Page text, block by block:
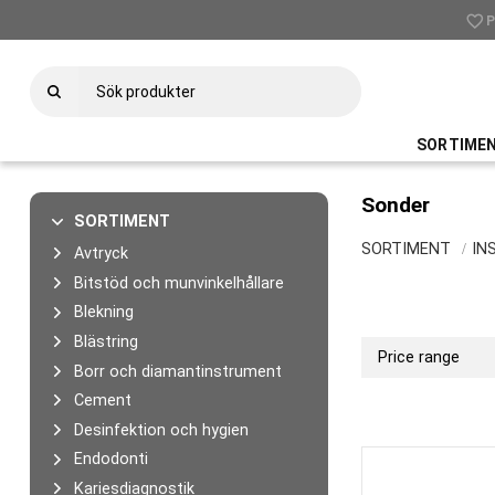
favorite_border
check
Sonder
SORTIMENT
Price range
SORTIMENT
Avtryck
Bitstöd och munvinkelhållare
Blekning
Blästring
Borr och diamantinstrument
Cement
Desinfektion och hygien
Endodonti
Kariesdiagnostik